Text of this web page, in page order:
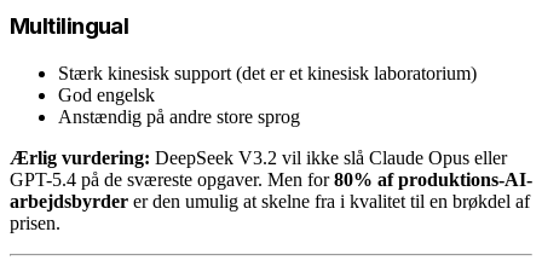
Multilingual
Stærk kinesisk support (det er et kinesisk laboratorium)
God engelsk
Anstændig på andre store sprog
Ærlig vurdering: DeepSeek V3.2 vil ikke slå Claude Opus eller
GPT-5.4 på de sværeste opgaver. Men for80% af produktions-AI-
arbejdsbyrder er den umulig at skelne fra i kvalitet til en brøkdel af
prisen.